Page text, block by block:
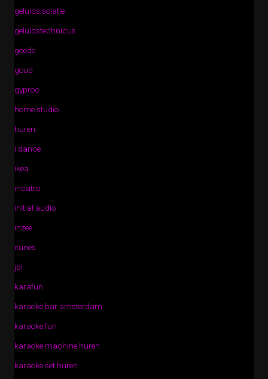
geluidsisolatie
geluidstechnicus
goede
goud
gyproc
home studio
huren
i dance
ikea
incatro
initial audio
inzee
itunes
jbl
karafun
karaoke bar amsterdam
karaoke fun
karaoke machine huren
karaoke set huren